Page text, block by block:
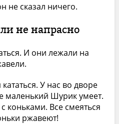
не сказал ничего.
не напрасно
И они лежали на
У нас во дворе
маленький Шурик умеет.
коньками. Все смеяться
ржавеют!